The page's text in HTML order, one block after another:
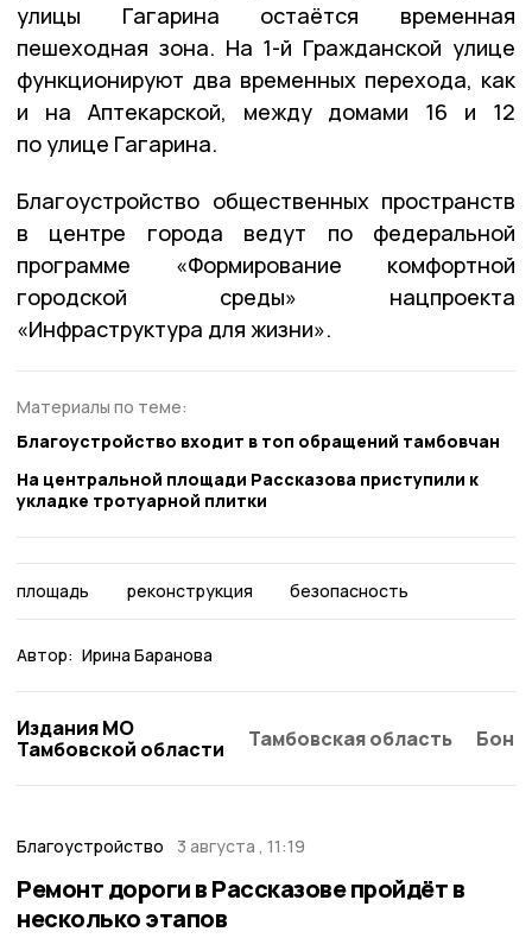
улицы Гагарина остаётся временная
пешеходная зона. На 1-й Гражданской улице
функционируют два временных перехода, как
и на Аптекарской, между домами 16 и 12
по улице Гагарина.
Благоустройство общественных пространств
в центре города ведут по федеральной
программе «Формирование комфортной
городской среды» нацпроекта
«Инфраструктура для жизни».
Материалы по теме:
Благоустройство входит в топ обращений тамбовчан
На центральной площади Рассказова приступили к
укладке тротуарной плитки
площадь реконструкция безопасность
Автор: Ирина Баранова
Издания МО
Тамбовской области
Тамбовская область
Благоустройство 3 августа , 11:19
Ремонт дороги в Рассказове пройдёт в
несколько этапов